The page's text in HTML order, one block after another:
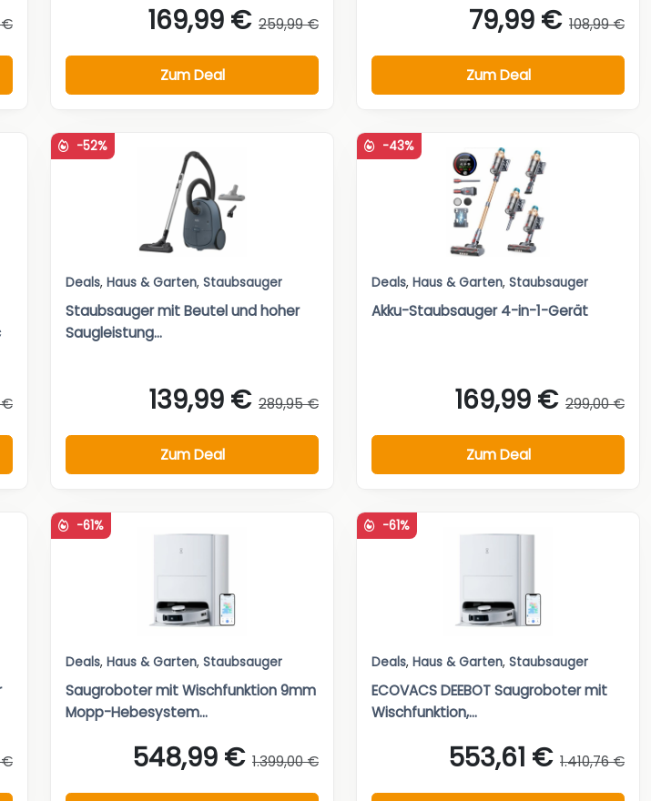
€ 169,99 € 259,99 €
Zum Deal
79,99 € 108,99 €
Zum Deal
€
-52%
Deals, Haus & Garten, Staubsauger
Staubsauger mit Beutel und hoher
Saugleistung...
139,99 € 289,95 €
Zum Deal
-43%
Deals, Haus & Garten, Staubsauger
Akku-Staubsauger 4-in-1-Gerät
169,99 € 299,00 €
Zum Deal
€
-61%
Deals, Haus & Garten, Staubsauger
Saugroboter mit Wischfunktion 9mm
Mopp-Hebesystem...
548,99 € 1.399,00 €
-61%
Deals, Haus & Garten, Staubsauger
ECOVACS DEEBOT Saugroboter mit
Wischfunktion,...
553,61 € 1.410,76 €